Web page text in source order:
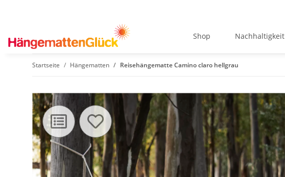
Shop Nachhaltigkeit
Startseite Hängematten Reisehängematte Camino claro hellgrau